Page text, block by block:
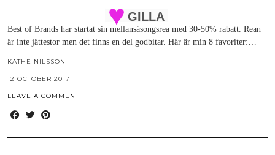
GILLA
Best of Brands har startat sin mellansäsongsrea med 30-50% rabatt. Rean
är inte jättestor men det finns en del godbitar. Här är min 8 favoriter:…
KÄTHE NILSSON
12 OCTOBER 2017
LEAVE A COMMENT